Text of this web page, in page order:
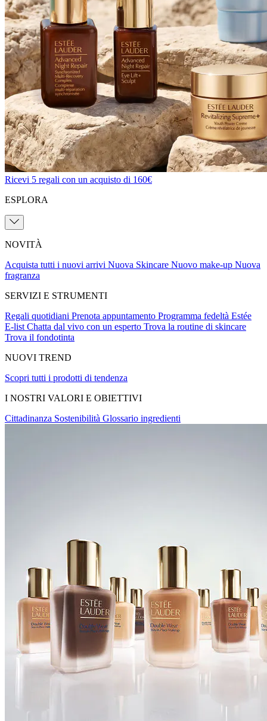
Ricevi 5 regali con un acquisto di 160€
ESPLORA
NOVITÀ
Acquista tutti i nuovi arrivi Nuova Skincare Nuovo make-up Nuova
fragranza
SERVIZI E STRUMENTI
Regali quotidiani Prenota appuntamento Programma fedeltà Estée
E-list Chatta dal vivo con un esperto Trova la routine di skincare
Trova il fondotinta
NUOVI TREND
Scopri tutti i prodotti di tendenza
I NOSTRI VALORI E OBIETTIVI
Cittadinanza Sostenibilità Glossario ingredienti